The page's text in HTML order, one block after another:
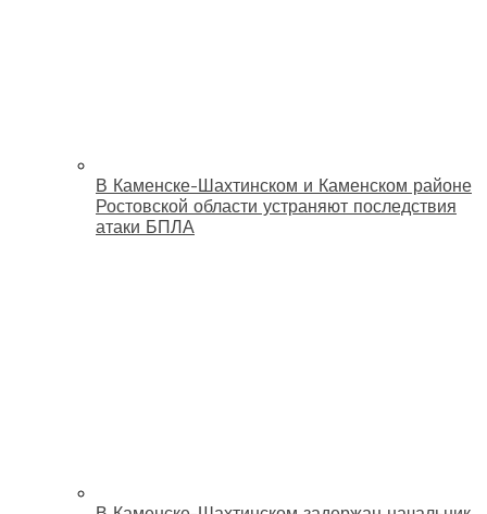
В Каменске-Шахтинском и Каменском районе
Ростовской области устраняют последствия
атаки БПЛА